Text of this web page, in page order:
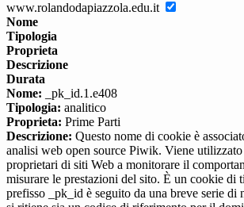
www.rolandodapiazzola.edu.it
Nome
Tipologia
Proprieta
Descrizione
Durata
Nome: _pk_id.1.e408
Tipologia: analitico
Proprieta: Prime Parti
Descrizione: Questo nome di cookie è
analisi web open source Piwik. Viene utilizzato
proprietari di siti Web a monitorare il
misurare le prestazioni del sito. È un cookie di
prefisso _pk_id è seguito da una breve serie di